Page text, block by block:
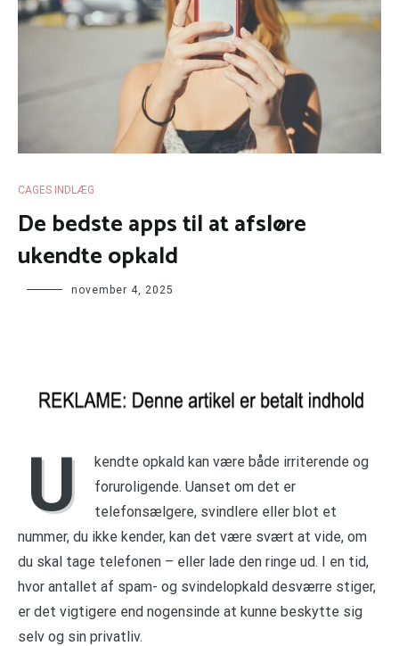
CAGES INDLÆG
De bedste apps til at afsløre
ukendte opkald
november 4, 2025
U
kendte opkald kan være både irriterende og
foruroligende. Uanset om det er
telefonsælgere, svindlere eller blot et
nummer, du ikke kender, kan det være svært at vide, om
du skal tage telefonen – eller lade den ringe ud. I en tid,
hvor antallet af spam- og svindelopkald desværre stiger,
er det vigtigere end nogensinde at kunne beskytte sig
selv og sin privatliv.